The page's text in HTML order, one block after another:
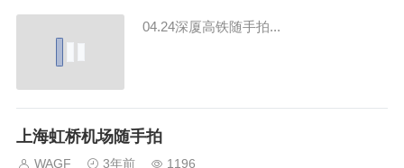
04.24深厦高铁随手拍...
上海虹桥机场随手拍
WAGF 3年前 1196
民乐
15 雨的印记 民乐
16 梦中的婚礼